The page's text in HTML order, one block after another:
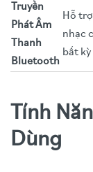
Truyền
Phát Âm
Thanh
Bluetooth
Hỗ
nhạc
bất
Tính
Dùng